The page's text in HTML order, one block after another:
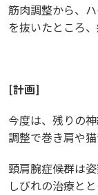
筋肉調整から、
を抜いたところ
[計画]
今度は、残りの
調整で巻き肩や
頸肩腕症候群は
しびれの治療と